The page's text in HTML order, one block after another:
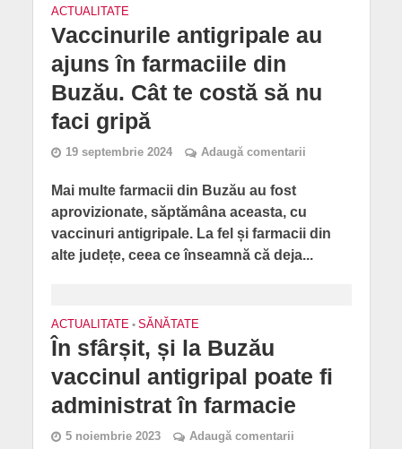
ACTUALITATE
Vaccinurile antigripale au
ajuns în farmaciile din
Buzău. Cât te costă să nu
faci gripă
19 septembrie 2024 Adaugă comentarii
Mai multe farmacii din Buzău au fost
aprovizionate, săptămâna aceasta, cu
vaccinuri antigripale. La fel și farmacii din
alte județe, ceea ce înseamnă că deja...
ACTUALITATE • SĂNĂTATE
În sfârșit, și la Buzău
vaccinul antigripal poate fi
administrat în farmacie
5 noiembrie 2023 Adaugă comentarii